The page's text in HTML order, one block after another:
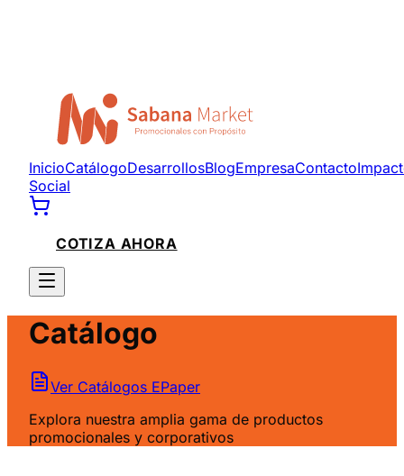
InicioCatálogoDesarrollosBlogEmpresaContacto
Social
COTIZA AHORA
Catálogo
Ver Catálogos EPaper
Explora nuestra amplia gama de productos
promocionales y corporativos